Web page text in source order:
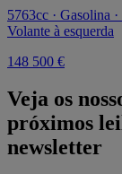
5763cc · Gasolina
Volante à esquerda
148 500 €
Veja os
próximos
newsletter